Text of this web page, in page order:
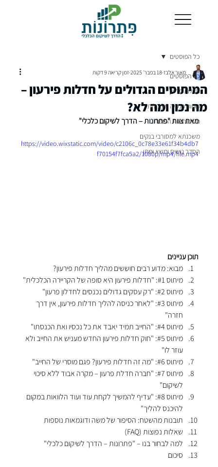
כל הפוסטים
חדלות פרעון
קופות פנסיה מעוקלות
משכנתאות הפוכות
משכנתא למסורבי בנקים
הסדר נושים ומשא ומתן
כל הפוסטים
המיתוסים הגדולים על חדלות פירעון –
מה נכון ומה לא?
מאור אלבז 18 בפבר׳ 2025 זמן קריאה 9 דקות
מאת צוות "פתרונות – הדרך לשיקום כלכלי"
https://video.wixstatic.com/video/c2106c_0c78e33e61f34b4db7
f70154f7fca5a2/1080p/mp4/file.mp4
תוכן עניינים
מבוא: מדוע רבים חוששים מהליך חדלות פירעון?
מיתוס #1: "חדלות פירעון היא סופה של הקריירה הכלכלית"
מיתוס #2: "רק עסקים גדולים נכנסים לחדלון פרעון"
מיתוס #3: "לאחר כניסה להליך חדלות פירעון, אין דרך
חזרה"
מיתוס #4: "החייב תמיד יאבד את כל נכסיו ואת הכנסתו"
מיתוס #5: "חוק חדלות פירעון החדש מעניש את החייב ולא
עוזר לו"
מיתוס #6: "מה זה חדלות פירעון? פגם מוסרי של החייב"
מיתוס #7: "חברה חדלת פרעון – מקרה אבוד ללא סיכוי
לשיקום"
מיתוס #8: "עדיף להמשיך לקחת עוד ועוד הלוואות במקום
להיכנס להליך"
תובנות מהשטח: הסיפור של משה ודוגמאות נוספות
שאלות נפוצות (FAQ)
למה לבחור בנו – "פתרונות – הדרך לשיקום כלכלי"
סיכום